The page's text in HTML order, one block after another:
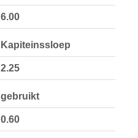
6.00
Kapiteinssloep
2.25
gebruikt
0.60